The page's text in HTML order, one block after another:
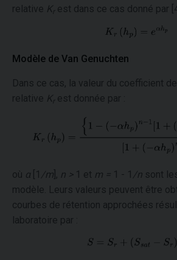
relative Kr est dans ce cas donné par
Modèle de Van Genuchten
Dans ce cas, la valeur du coefficient
relative Kr est donnée par :
où α [1 /m ], n >1 et m = 1 - 1 /n sont
modèle. Leurs valeurs peuvent être
courbes de rétention approchées
laboratoire par :